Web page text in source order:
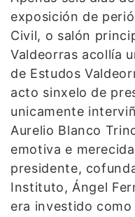
exposición de
Civil, o salón
Valdeorras acollía
de Estudos
acto sinxelo de
unicamente
Aurelio Blanco
emotiva e
presidente,
Instituto, Ángel
era investido